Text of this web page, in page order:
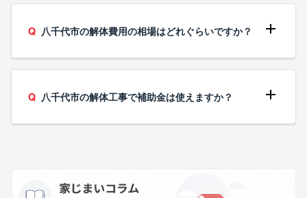
八千代市の解体費用の相場はどれぐらいですか？
八千代市の解体工事で補助金は使えますか？